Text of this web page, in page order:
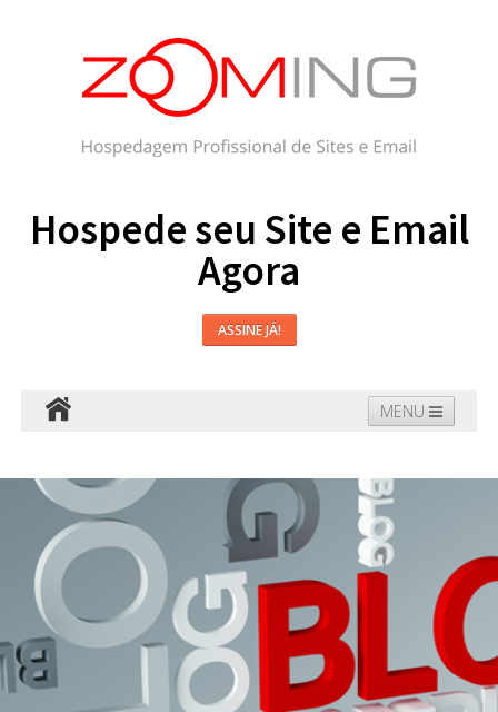
Hospede seu Site e Email
Agora
ASSINE JÁ!
MENU
Domínios Blog Suporte